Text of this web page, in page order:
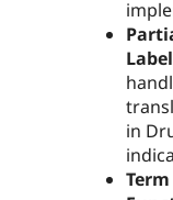
in